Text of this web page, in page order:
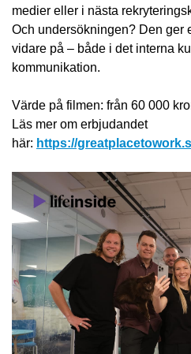
medier eller i nästa
Och undersökningen? Den ger
vidare på – både i det interna
kommunikation.
Värde på filmen: från 60 000
Läs mer om erbjudandet
här: https://